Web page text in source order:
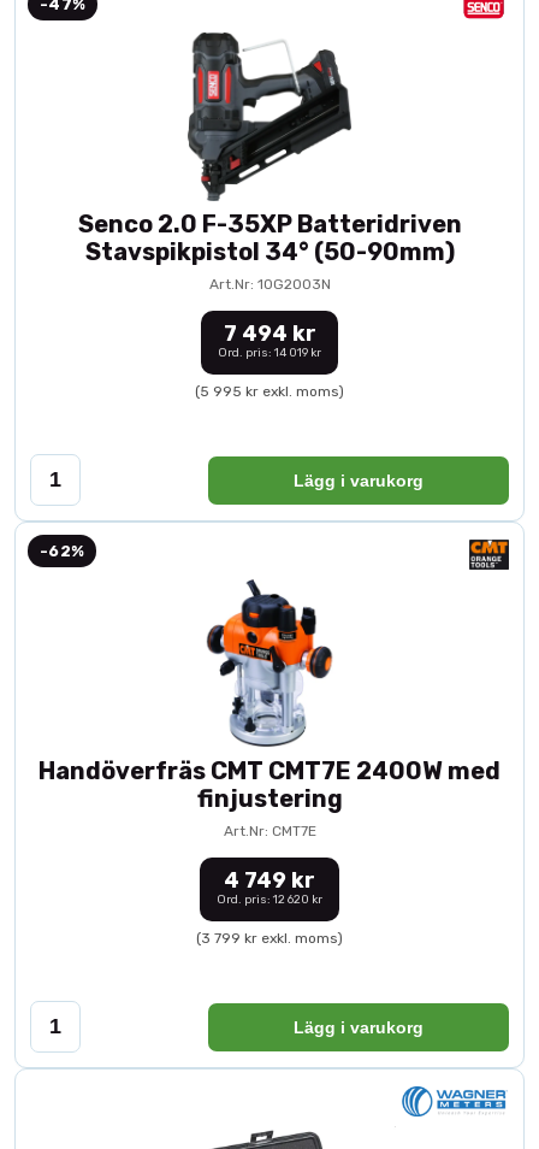
-47%
Senco 2.0 F-35XP Batteridriven
Stavspikpistol 34° (50-90mm)
Art.Nr: 10G2003N
7 494 kr
Ord. pris: 14 019 kr
(5 995 kr exkl. moms)
Lägg i varukorg
-62%
Handöverfräs CMT CMT7E 2400W med
finjustering
Art.Nr: CMT7E
4 749 kr
Ord. pris: 12 620 kr
(3 799 kr exkl. moms)
Lägg i varukorg